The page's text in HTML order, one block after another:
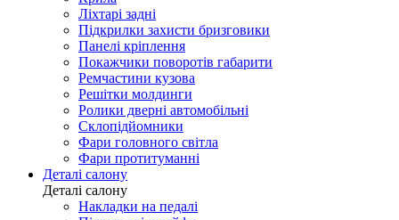
Ліхтарі задні
Підкрилки захисти бризговики
Панелі кріплення
Покажчики поворотів габарити
Ремчастини кузова
Решітки молдинги
Ролики дверні автомобільні
Склопідйомники
Фари головного світла
Фари протитуманні
Деталі салону
Деталі салону
Накладки на педалі